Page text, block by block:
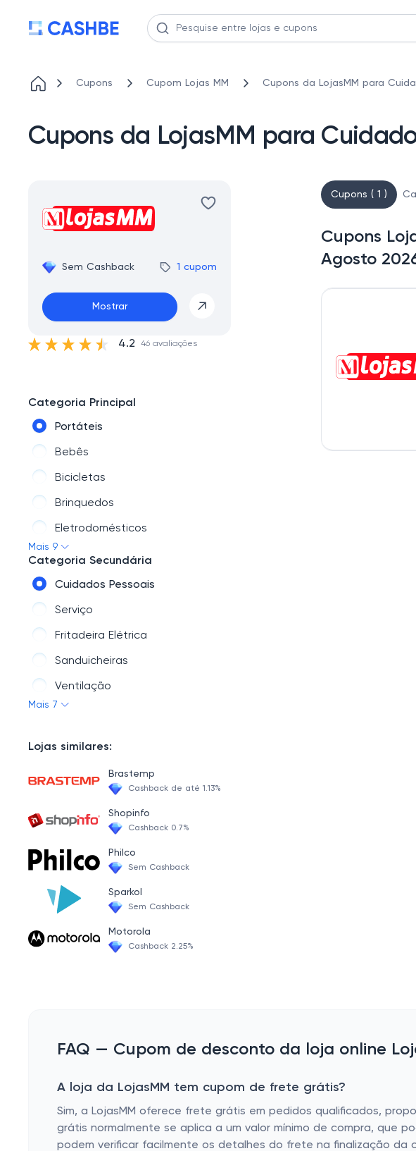
Cupons Cupom Lojas MM Cupons da LojasMM para
Cupons da LojasMM para
Sem Cashback 1 cupom
Mostrar
4.2 46 avaliações
Categoria Principal
Portáteis
Bebês
Bicicletas
Brinquedos
Eletrodomésticos
Linha Automotiva
Móveis
Informática
Mais 9
Categoria Secundária
Cuidados Pessoais
Serviço
Fritadeira Elétrica
Sanduicheiras
Ventilação
Mais 7
Lojas similares:
Brastemp
Cashback de até 1.13%
Shopinfo
Cashback 0.7%
Philco
Sem Cashback
Sparkol
Sem Cashback
Motorola
Cashback 2.25%
Cupons ( 1 )
Cupons
Agosto
FAQ — Cupom de desconto da loja online
A loja da LojasMM tem cupom de frete grátis?
Sim, a LojasMM oferece frete grátis em pedidos qualificados,
grátis normalmente se aplica a um valor mínimo de compra, que
podem verificar facilmente os detalhes do frete na finalização